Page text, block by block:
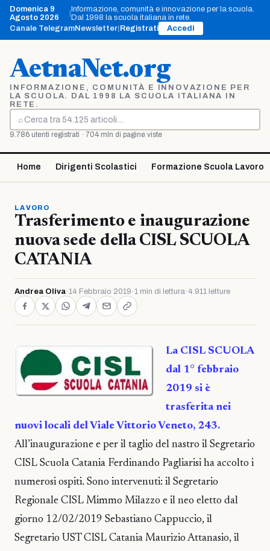
Vai
contenuto
Domenica 9
Agosto 2026
|Informazione, comunità e innovazione per la scuola.
Dal 1998 la scuola italiana in rete.
Canale TelegramNewsletter Registrati Accedi
AetnaNet.org
INFORMAZIONE, COMUNITÀ E INNOVAZIONE PER
LA SCUOLA. DAL 1998 LA SCUOLA ITALIANA IN
RETE.
⌕
Cerca
9.786 utenti registrati · 704 mln di pagine viste
Home Dirigenti Scolastici Formazione Scuola Lavoro
LAVORO
Trasferimento e inaugurazione
nuova sede della CISL SCUOLA
CATANIA
Andrea Oliva·14 Febbraio 2019 ·1 min di lettura· 4.911 letture
La CISL SCUOLA
dal 1° febbraio
2019 si è
trasferita nei
nuovi locali del Viale Vittorio Veneto, 243.
All’inaugurazione e per il taglio del nastro il Segretario
CISL Scuola Catania Ferdinando Pagliarisi ha accolto i
numerosi ospiti. Sono intervenuti: il Segretario
Regionale CISL Mimmo Milazzo e il neo eletto dal
giorno 12/02/2019 Sebastiano Cappuccio, il
Segretario UST CISL Catania Maurizio Attanasio, il